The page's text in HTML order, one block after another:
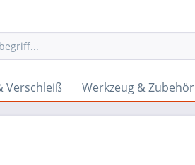
Verschleiß Werkzeug & Zubehör